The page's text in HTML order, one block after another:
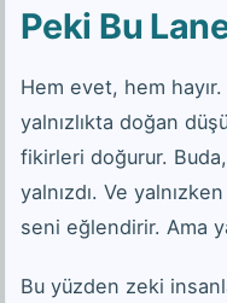
Peki Bu
Hem evet, hem hayır.
yalnızlıkta doğan
fikirleri doğurur.
yalnızdı. Ve
seni eğlendirir. Ama
Bu yüzden zeki